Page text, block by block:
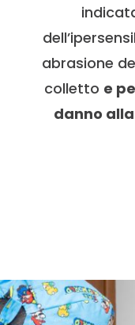
abrasione
colletto e
danno